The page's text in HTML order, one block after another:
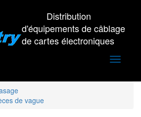
Distribution
d'équipements de câblage
de cartes électroniques
Toggle
de vague